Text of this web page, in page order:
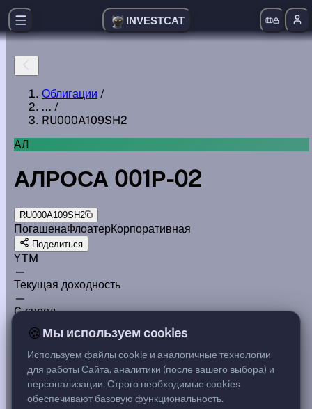
INVESTCAT
Облигации /
... /
RU000A109SH2
АЛ
АЛРОСА 001Р-02
RU000A109SH2
ПогашенаФлоатерКорпоративная
Поделиться
YTM
—
Текущая доходность
—
G спред
Цена
Срок, лет
0,00
Дюрация, лет
🍪Мы используем cookies
Используем файлы cookie и аналогичные технологии
для работы Сайта, аналитики (после вашего выбора) и
персонализации. Строго необходимые cookies
обеспечивают базовую функциональность.